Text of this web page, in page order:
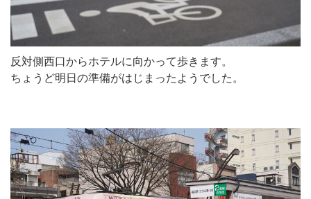
反対側西口からホテルに向かって歩きます。
ちょうど明日の準備がはじまったようでした。